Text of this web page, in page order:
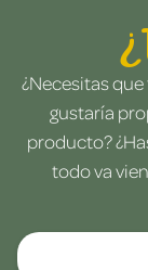
¿Necesitas
gustaría
producto?
todo va